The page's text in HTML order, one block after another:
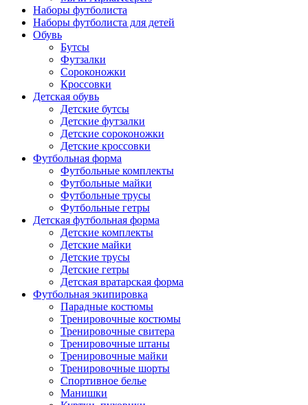
Наборы футболиста
Наборы футболиста для детей
Обувь
Бутсы
Футзалки
Сороконожки
Кроссовки
Детская обувь
Детские бутсы
Детские футзалки
Детские сороконожки
Детские кроссовки
Футбольная форма
Футбольные комплекты
Футбольные майки
Футбольные трусы
Футбольные гетры
Детская футбольная форма
Детские комплекты
Детские майки
Детские трусы
Детские гетры
Детская вратарская форма
Футбольная экипировка
Парадные костюмы
Тренировочные костюмы
Тренировочные свитера
Тренировочные штаны
Тренировочные майки
Тренировочные шорты
Спортивное белье
Манишки